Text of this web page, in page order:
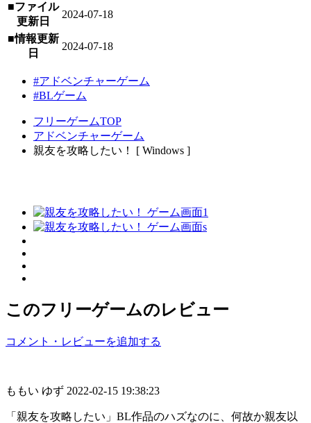
■ファイル
更新日
2024-07-18
■情報更新
日
2024-07-18
#アドベンチャーゲーム
#BLゲーム
フリーゲームTOP
アドベンチャーゲーム
親友を攻略したい！ [ Windows ]
このフリーゲームのレビュー
コメント・レビューを追加する
ももい ゆず 2022-02-15 19:38:23
「親友を攻略したい」BL作品のハズなのに、何故か親友以